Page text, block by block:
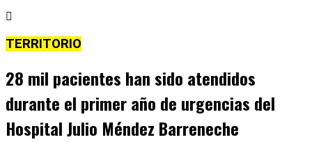
TERRITORIO
28 mil pacientes han sido atendidos
durante el primer año de urgencias del
Hospital Julio Méndez Barreneche